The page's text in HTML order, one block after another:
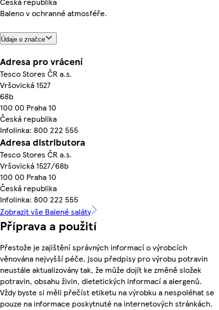
Baleno v ochranné atmosféře.
Údaje o značce
Adresa pro vrácení
Tesco Stores ČR a.s.
Vršovická 1527
68b
100 00 Praha 10
Česká republika
Infolinka: 800 222 555
Adresa distributora
Tesco Stores ČR a.s.
Vršovická 1527/68b
100 00 Praha 10
Česká republika
Infolinka: 800 222 555
Zobrazit vše Balené saláty
Příprava a použití
Přestože je zajištění správných informací o výrobcích
věnována nejvyšší péče, jsou předpisy pro výrobu potravin
neustále aktualizovány tak, že může dojít ke změně složek
potravin, obsahu živin, dietetických informací a alergenů.
Vždy byste si měli přečíst etiketu na výrobku a nespoléhat se
pouze na informace poskytnuté na internetových stránkách.